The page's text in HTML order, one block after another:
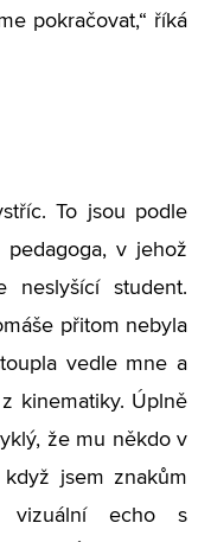
pokračovat,“ říká
To jsou podle
v jehož
neslyšící student.
přitom nebyla
vedle mne a
kinematiky. Úplně
že mu někdo v
jsem znakům
vizuální echo s